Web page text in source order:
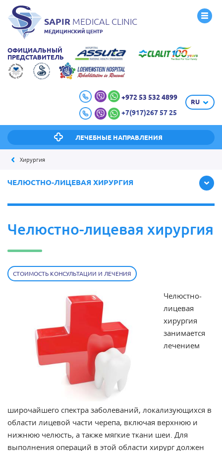
SAPIR MEDICAL CLINIC
МЕДИЦИНСКИЙ ЦЕНТР
ОФИЦИАЛЬНЫЙ
ПРЕДСТАВИТЕЛЬ
+972 53 532 4899
+7(917)267 57 25
RU
ЛЕЧЕБНЫЕ НАПРАВЛЕНИЯ
Хирургия
ЧЕЛЮСТНО-ЛИЦЕВАЯ ХИРУРГИЯ
Челюстно-лицевая хирургия
СТОИМОСТЬ КОНСУЛЬТАЦИИ И ЛЕЧЕНИЯ
Челюстно-
лицевая
хирургия
занимается
лечением
широчайшего спектра заболеваний, локализующихся в
области лицевой части черепа, включая верхнюю и
нижнюю челюсть, а также мягкие ткани шеи. Для
выполнения операций в этой области хирург должен